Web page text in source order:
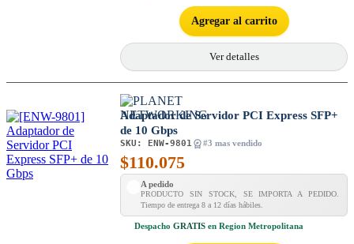
Agregar al carrito
Ver detalles
Adaptador de Servidor PCI Express SFP+
de 10 Gbps
SKU: ENW-9801 #3 mas vendido
$110.075
A pedido
PRODUCTO SIN STOCK, SE IMPORTA A PEDIDO.
Tiempo de entrega 8 a 12 días hábiles.
Despacho GRATIS en Region Metropolitana